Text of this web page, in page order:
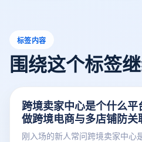
标签内容
围绕这个标签
跨境卖家中心是个什么
做跨境电商与多店铺防关
刚入场的新人常问跨境卖家中心